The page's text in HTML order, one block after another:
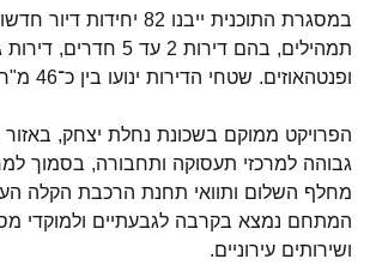
במסגרת התוכנית ייבנו 82 יחידות
תמהילים, בהם דירות 2 עד 5
ופנטהאוזים. שטחי הדירות ינועו בין כ־46 מ"ר לכ־119 מ"ר.
הפרויקט ממוקם בשכונת נחלת יצחק,
גבוהה למרכזי תעסוקה ותחבורה, בסמוך
מחלף השלום ותוואי תחנת הרכבת הקלה
המתחם נמצא בקרבה לגבעתיים ולמוקדי
ושירותים עירוניים.